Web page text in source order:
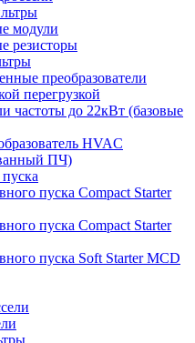
модули
резисторы
преобразователи
перегрузкой
частоты до 22кВт (базовые
HVAC
ПЧ)
пуска Compact Starter
пуска Compact Starter
пуска Soft Starter MCD